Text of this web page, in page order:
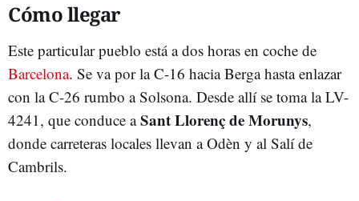
Cómo llegar
Este particular pueblo está a dos horas en coche de
Barcelona. Se va por la C-16 hacia Berga hasta enlazar
con la C-26 rumbo a Solsona. Desde allí se toma la LV-
4241, que conduce aSant Llorenç de Morunys,
donde carreteras locales llevan a Odèn y al Salí de
Cambrils.